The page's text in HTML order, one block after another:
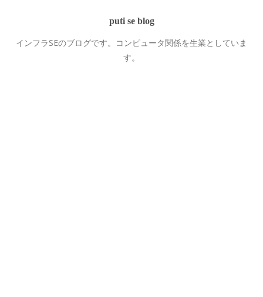
puti se blog
インフラSEのブログです。コンピュータ関係を生業としていま
す。